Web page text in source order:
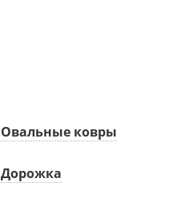
Овальные ковры
Дорожка